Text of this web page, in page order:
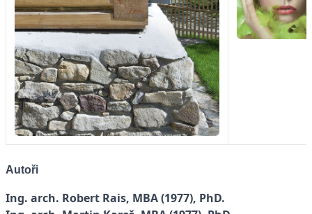
Autoři
Ing. arch. Robert Rais, MBA (1977), PhD.